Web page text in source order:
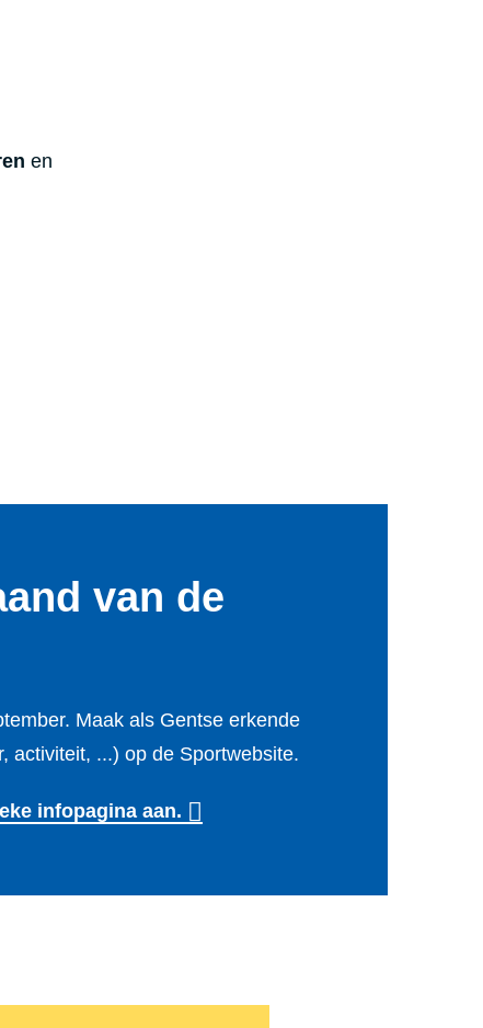
en
van de
Maak als Gentse erkende
activiteit, ...) op de Sportwebsite.
infopagina aan.